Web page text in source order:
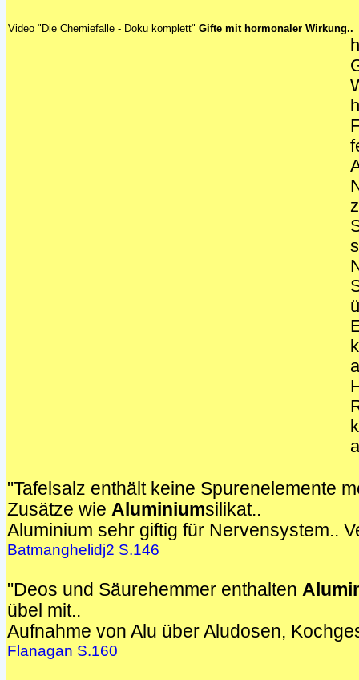
Video "Die Chemiefalle - Doku komplett" Gifte mit hormonaler Wirkung..
"Tafelsalz enthält keine Spurenelemente
Zusätze wie Aluminiumsilikat..
Aluminium sehr giftig für Nervensystem..
Batmanghelidj2 S.146
"Deos und Säurehemmer enthalten
übel mit..
Aufnahme von Alu über Aludosen,
Flanagan S.160